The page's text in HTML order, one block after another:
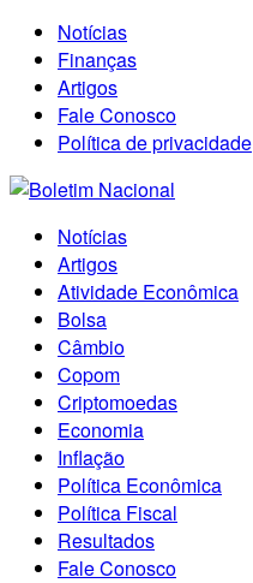
Notícias
Finanças
Artigos
Fale Conosco
Política de privacidade
Notícias
Artigos
Atividade Econômica
Bolsa
Câmbio
Copom
Criptomoedas
Economia
Inflação
Política Econômica
Política Fiscal
Resultados
Fale Conosco